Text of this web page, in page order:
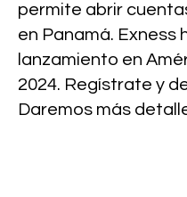
permite abrir
en Panamá. Exness
lanzamiento en
2024. Regístrate y
Daremos más